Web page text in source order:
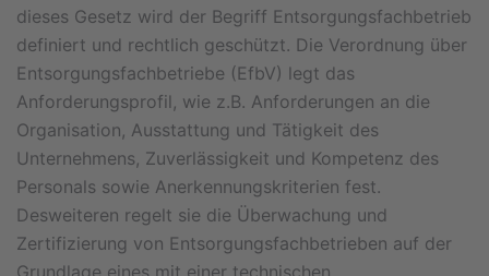
dieses Gesetz wird der Begriff Entsorgungsfachbetrieb
definiert und rechtlich geschützt. Die Verordnung über
Entsorgungsfachbetriebe (EfbV) legt das
Anforderungsprofil, wie z.B. Anforderungen an die
Organisation, Ausstattung und Tätigkeit des
Unternehmens, Zuverlässigkeit und Kompetenz des
Personals sowie Anerkennungskriterien fest.
Desweiteren regelt sie die Überwachung und
Zertifizierung von Entsorgungsfachbetrieben auf der
Grundlage eines mit einer technischen